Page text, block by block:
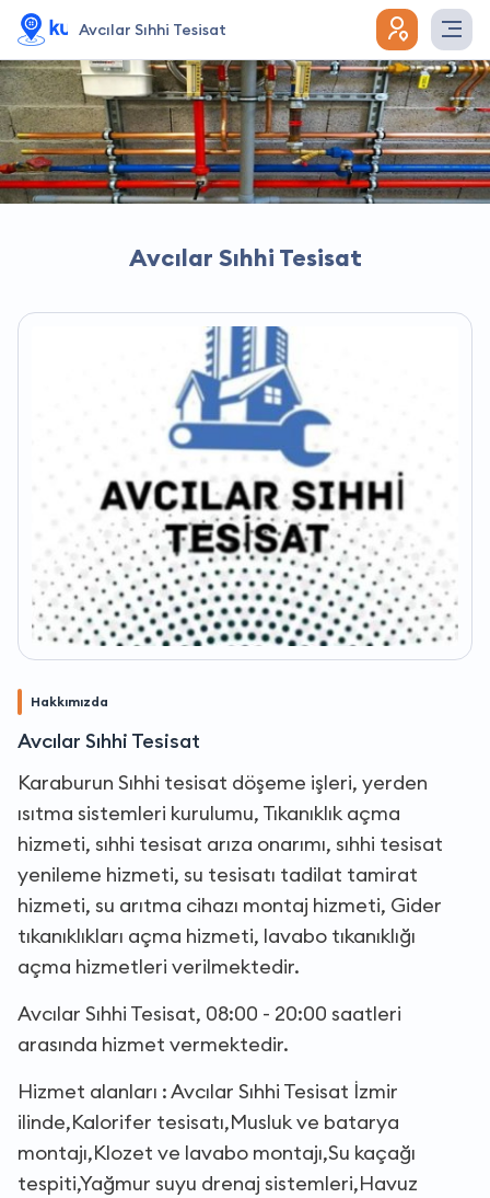
Avcılar Sıhhi Tesisat
Avcılar Sıhhi Tesisat
Hakkımızda
Avcılar Sıhhi Tesisat
Karaburun Sıhhi tesisat döşeme işleri, yerden
ısıtma sistemleri kurulumu, Tıkanıklık açma
hizmeti, sıhhi tesisat arıza onarımı, sıhhi tesisat
yenileme hizmeti, su tesisatı tadilat tamirat
hizmeti, su arıtma cihazı montaj hizmeti, Gider
tıkanıklıkları açma hizmeti, lavabo tıkanıklığı
açma hizmetleri verilmektedir.
Avcılar Sıhhi Tesisat, 08:00 - 20:00 saatleri
arasında hizmet vermektedir.
Hizmet alanları : Avcılar Sıhhi Tesisat İzmir
ilinde,Kalorifer tesisatı,Musluk ve batarya
montajı,Klozet ve lavabo montajı,Su kaçağı
tespiti,Yağmur suyu drenaj sistemleri,Havuz